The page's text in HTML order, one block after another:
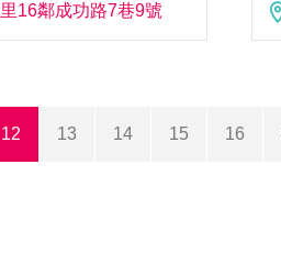
16鄰成功路7巷9號
12 13 14 15 16